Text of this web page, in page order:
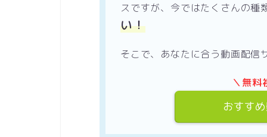
スですが、今ではたくさんの種
い！
そこで、あなたに合う動画配信
＼無料
おすす